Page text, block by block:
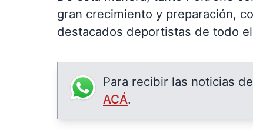
gran crecimiento y preparación,
destacados deportistas de todo
Para recibir las noticias
ACÁ.